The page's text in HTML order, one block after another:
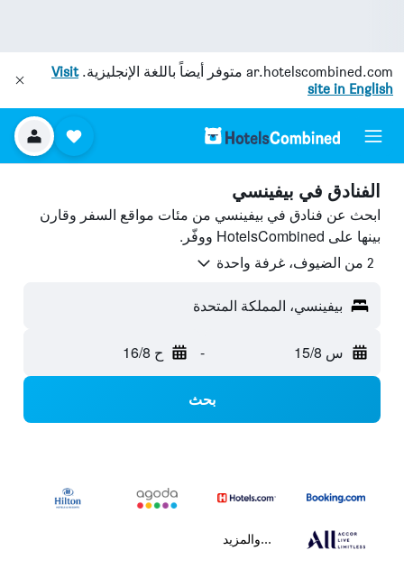
ar.hotelscombined.com متوفر أيضاً باللغة الإنجليزية.Visit
site in English
الفنادق في بيفينسي
ابحث عن فنادق في بيفينسي من مئات مواقع السفر وقارن
بينها على HotelsCombined ووفّر.
2 من الضيوف، غرفة واحدة
بيفينسي، المملكة المتحدة
س 15/8 - ح 16/8
بحث
...والمزيد